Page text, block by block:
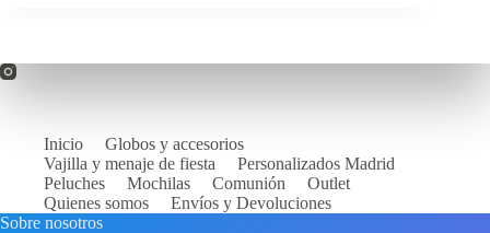
Inicio
Globos y accesorios
Vajilla y menaje de fiesta
Personalizados Madrid
Peluches
Mochilas Comunión
Outlet
Quienes somos
Envíos y Devoluciones
Sobre nosotros